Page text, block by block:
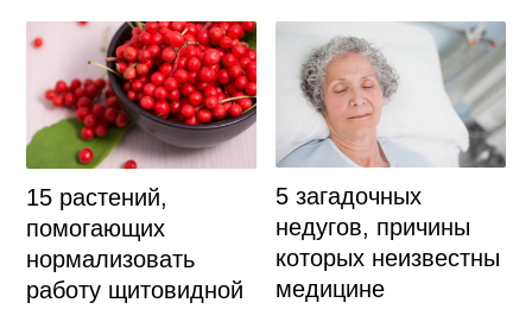
15 растений,
помогающих
нормализовать
работу щитовидной
5 загадочных
недугов, причины
которых неизвестны
медицине